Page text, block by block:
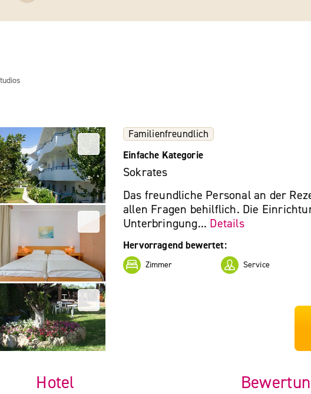
Familienfreundlich
Einfache Kategorie
Sokrates
Das freundliche Personal an der
allen Fragen behilflich. Die
Unterbringung... Details
Hervorragend bewertet:
Zimmer Service
Hotel